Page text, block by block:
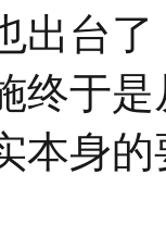
出台
终于
本身